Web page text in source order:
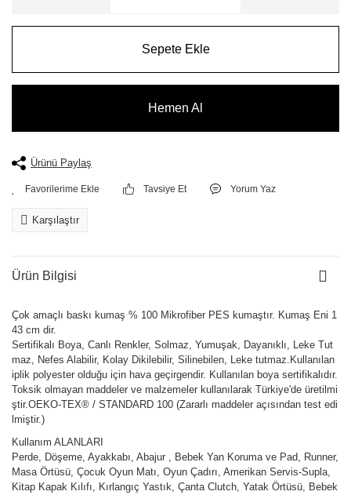
Sepete Ekle
Hemen Al
Ürünü Paylaş
Tavsiye Et Yorum Yaz
Karşılaştır
Ürün Bilgisi
Çok amaçlı baskı kumaş % 100 Mikrofiber PES kumaştır. Kumaş Eni 1
43 cm dir.
Sertifikalı Boya, Canlı Renkler, Solmaz, Yumuşak, Dayanıklı, Leke Tut
maz, Nefes Alabilir, Kolay Dikilebilir, Silinebilen, Leke tutmaz.Kullanılan
iplik polyester olduğu için hava geçirgendir. Kullanılan boya sertifikalıdır.
Toksik olmayan maddeler ve malzemeler kullanılarak Türkiye'de üretilmi
ştir.OEKO-TEX® / STANDARD 100 (Zararlı maddeler açısından test edi
lmiştir.)
Kullanım ALANLARI
Perde, Döşeme, Ayakkabı, Abajur , Bebek Yan Koruma ve Pad, Runner,
Masa Örtüsü, Çocuk Oyun Matı, Oyun Çadırı, Amerikan Servis-Supla,
Kitap Kapak Kılıfı, Kırlangıç Yastık, Çanta Clutch, Yatak Örtüsü, Bebek